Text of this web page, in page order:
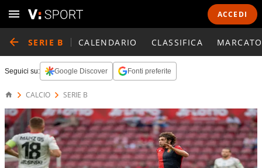
ACCEDI
SERIE B CALENDARIO CLASSIFICA
Seguici su: Google Discover Fonti preferite
CALCIO SERIE B